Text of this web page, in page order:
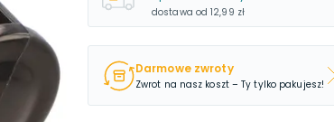
dostawa od 12,99 zł
Darmowe zwroty
Zwrot na nasz koszt – Ty tylko pakujesz!